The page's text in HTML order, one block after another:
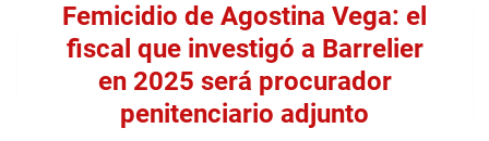
Femicidio de Agostina Vega: el
fiscal que investigó a Barrelier
en 2025 será procurador
penitenciario adjunto